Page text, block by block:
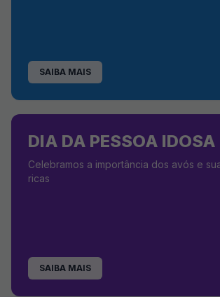
SAIBA MAIS
DIA DA PESSOA IDOSA
Celebramos a importância dos avós e
ricas
SAIBA MAIS